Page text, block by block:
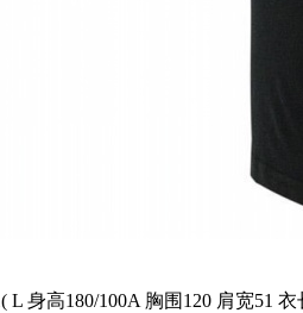
( L 身高180/100A 胸围120 肩宽51 衣